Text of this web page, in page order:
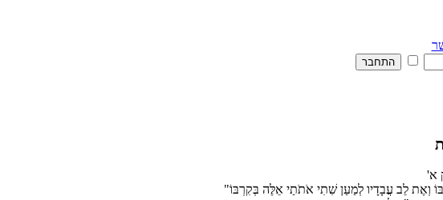
א'
וְאֶת לֵב עֲבָדָיו לְמַעַן שִׁתִי אֹתֹתַי אֵלֶּה בְּקִרְבּוֹ"